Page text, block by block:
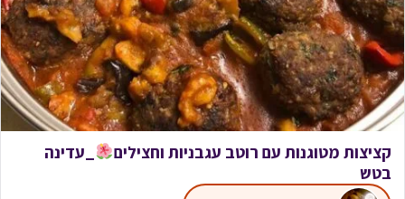
קציצות מטוגנות עם רוטב עגבניות וחצילים
_עדינה
בטש